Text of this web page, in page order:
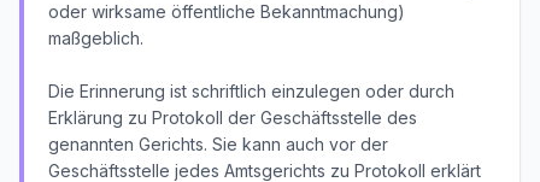
oder wirksame öffentliche Bekanntmachung)
maßgeblich.
Die Erinnerung ist schriftlich einzulegen oder durch
Erklärung zu Protokoll der Geschäftsstelle des
genannten Gerichts. Sie kann auch vor der
Geschäftsstelle jedes Amtsgerichts zu Protokoll erklärt